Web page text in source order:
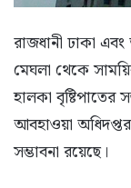
রাজধানী ঢাকা
মেঘলা থেকে
হালকা বৃষ্টিপাতের
আবহাওয়া
সম্ভাবনা রয়েছে।